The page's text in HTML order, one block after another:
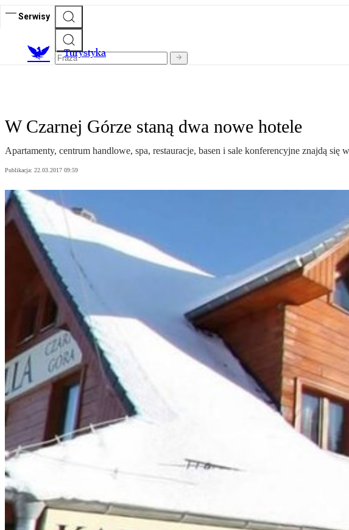
Serwisy
Turystyka
W Czarnej Górze staną dwa nowe hotele
Apartamenty, centrum handlowe, spa, restauracje, basen i sale konferencyjne znajdą
Publikacja: 22.03.2017 09:59